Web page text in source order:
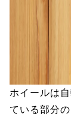
ホイールは
ている部分